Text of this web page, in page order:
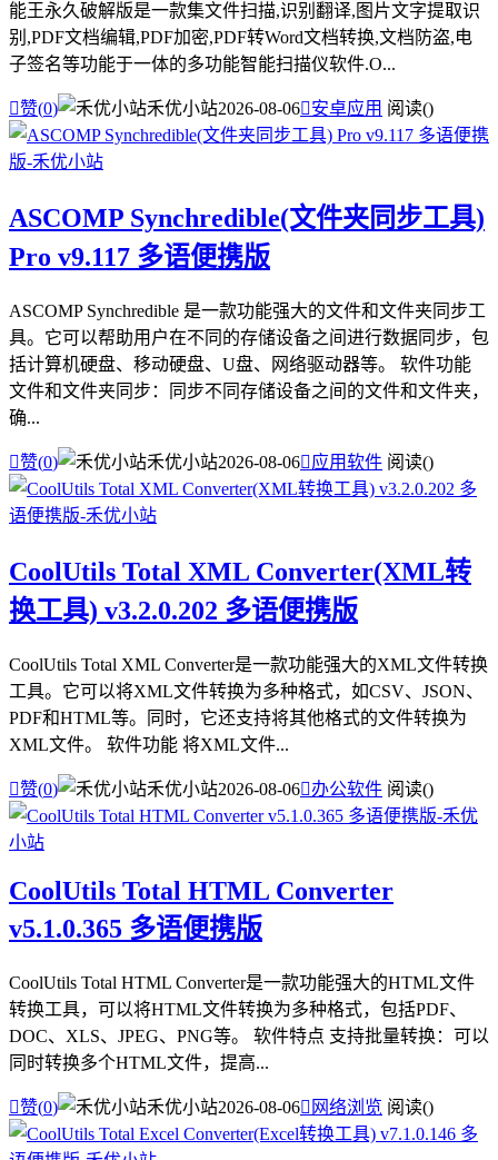
能王永久破解版是一款集文件扫描,识别翻译,图片文字提取识
别,PDF文档编辑,PDF加密,PDF转Word文档转换,文档防盗,电
子签名等功能于一体的多功能智能扫描仪软件.O...
赞(0) 禾优小站2026-08-06安卓应用 阅读()
ASCOMP Synchredible(文件夹同步工具)
Pro v9.117 多语便携版
ASCOMP Synchredible 是一款功能强大的文件和文件夹同步工
具。它可以帮助用户在不同的存储设备之间进行数据同步，包
括计算机硬盘、移动硬盘、U盘、网络驱动器等。 软件功能
文件和文件夹同步：同步不同存储设备之间的文件和文件夹，
确...
赞(0) 禾优小站2026-08-06应用软件 阅读()
CoolUtils Total XML Converter(XML转
换工具) v3.2.0.202 多语便携版
CoolUtils Total XML Converter是一款功能强大的XML文件转换
工具。它可以将XML文件转换为多种格式，如CSV、JSON、
PDF和HTML等。同时，它还支持将其他格式的文件转换为
XML文件。 软件功能 将XML文件...
赞(0) 禾优小站2026-08-06办公软件 阅读()
CoolUtils Total HTML Converter
v5.1.0.365 多语便携版
CoolUtils Total HTML Converter是一款功能强大的HTML文件
转换工具，可以将HTML文件转换为多种格式，包括PDF、
DOC、XLS、JPEG、PNG等。 软件特点 支持批量转换：可以
同时转换多个HTML文件，提高...
赞(0) 禾优小站2026-08-06 网络浏览 阅读()